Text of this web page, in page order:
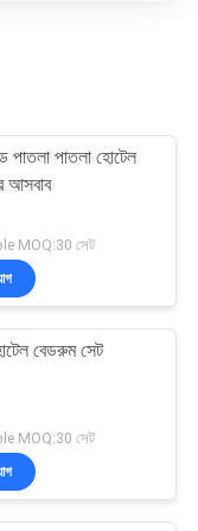
পাতলা পাতলা হোটেল
আসবাব
MOQ:30 সেট
বেডরুম সেট
MOQ:30 সেট